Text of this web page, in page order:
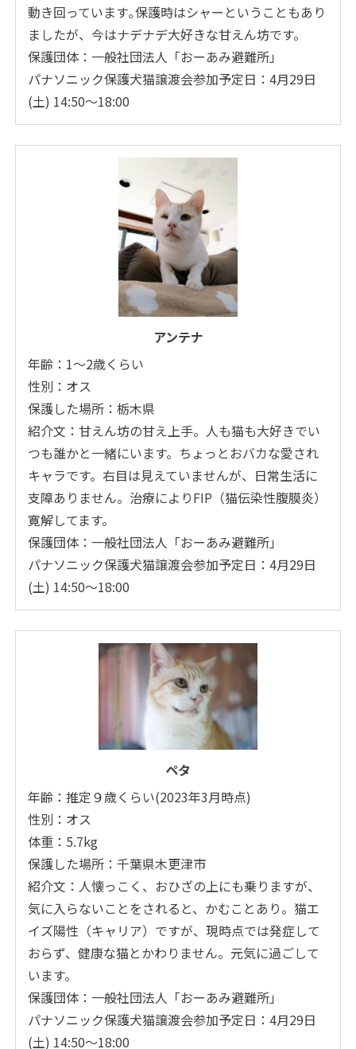
動き回っています｡保護時はシャーということもあり
ましたが、今はナデナデ大好きな甘えん坊です。
保護団体：一般社団法人「おーあみ避難所」
パナソニック保護犬猫譲渡会参加予定日：4月29日
(土) 14:50～18:00
アンテナ
年齢：1～2歳くらい
性別：オス
保護した場所：栃木県
紹介文：甘えん坊の甘え上手。人も猫も大好きでい
つも誰かと一緒にいます。ちょっとおバカな愛され
キャラです。右目は見えていませんが、日常生活に
支障ありません。治療によりFIP（猫伝染性腹膜炎）
寛解してます。
保護団体：一般社団法人「おーあみ避難所」
パナソニック保護犬猫譲渡会参加予定日：4月29日
(土) 14:50～18:00
ペタ
年齢：推定９歳くらい(2023年3月時点)
性別：オス
体重：5.7kg
保護した場所：千葉県木更津市
紹介文：人懐っこく、おひざの上にも乗りますが、
気に入らないことをされると、かむことあり。猫エ
イズ陽性（キャリア）ですが、現時点では発症して
おらず、健康な猫とかわりません。元気に過ごして
います。
保護団体：一般社団法人「おーあみ避難所」
パナソニック保護犬猫譲渡会参加予定日：4月29日
(土) 14:50～18:00